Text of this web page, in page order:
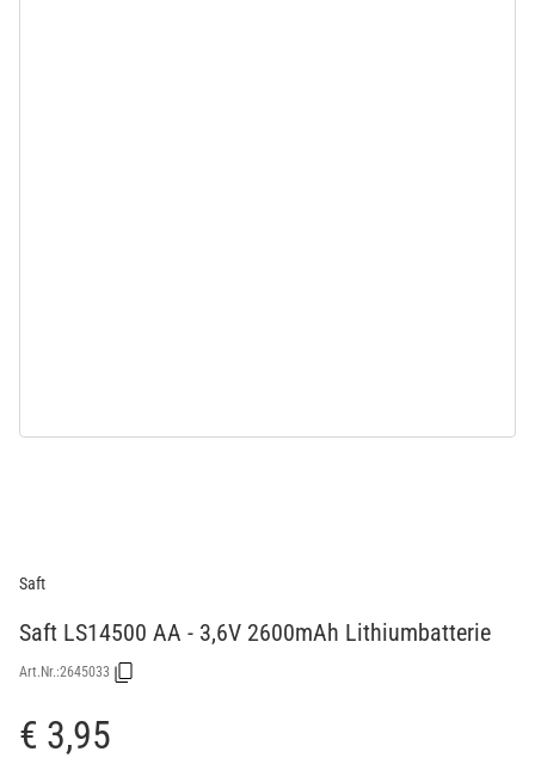
Saft
Saft LS14500 AA - 3,6V 2600mAh Lithiumbatterie
Art.Nr.:2645033
€ 3,95